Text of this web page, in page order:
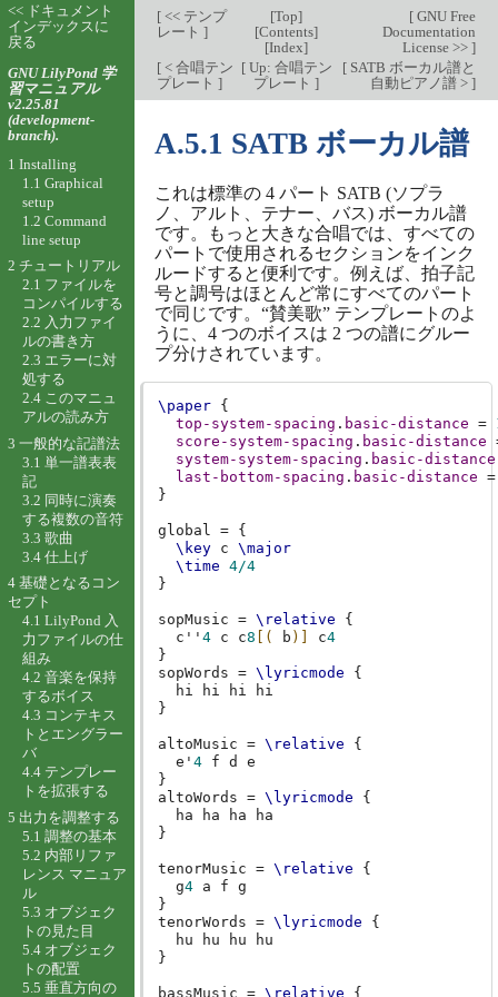
[<< テンプ
レート ]
[Top]
[Contents]
[Index]
[GNU Free
Documentation
License >> ]
[< 合唱テン
プレート ]
[Up: 合唱テン
プレート]
[SATB ボーカル譜と
自動ピアノ譜 > ]
A.5.1 SATB ボーカル譜
これは標準の 4 パート SATB (ソプラ
ノ、アルト、テナー、バス) ボーカル譜
です。もっと大きな合唱では、すべての
パートで使用されるセクションをインク
ルードすると便利です。例えば、拍子記
号と調号はほとんど常にすべてのパート
で同じです。“賛美歌” テンプレートのよ
うに、4 つのボイスは 2 つの譜にグルー
プ分けされています。
\paper
{
top-system-spacing . basic-distance =
score-system-spacing . basic-distance
system-system-spacing . basic-distance
last-bottom-spacing . basic-distance =
}
global =
{
\key
c \major
\time 4/4
}
sopMusic = \relative
{
c'' 4 c c8 [( b )] c4
}
sopWords = \lyricmode
{
hi
hi hi
}
altoMusic = \relative
{
e' 4 f d
e
}
altoWords = \lyricmode
{
ha
ha ha
}
tenorMusic = \relative
{
g4 a f g
}
tenorWords = \lyricmode
{
hu
hu hu
}
bassMusic = \relative {
<< ドキュメント
インデックスに
戻る
GNU LilyPond 学
習マニュアル
v2.25.81
(development-
branch).
1 Installing
1.1 Graphical
setup
1.2 Command
line setup
2 チュートリアル
2.1 ファイルを
コンパイルする
2.2 入力ファイ
ルの書き方
2.3 エラーに対
処する
2.4 このマニュ
アルの読み方
3 一般的な記譜法
3.1 単一譜表表
記
3.2 同時に演奏
する複数の音符
3.3 歌曲
3.4 仕上げ
4 基礎となるコン
セプト
4.1 LilyPond 入
力ファイルの仕
組み
4.2 音楽を保持
するボイス
4.3 コンテキス
トとエングラー
バ
4.4 テンプレー
トを拡張する
5 出力を調整する
5.1 調整の基本
5.2 内部リファ
レンス マニュア
ル
5.3 オブジェク
トの見た目
5.4 オブジェク
トの配置
5.5 垂直方向の